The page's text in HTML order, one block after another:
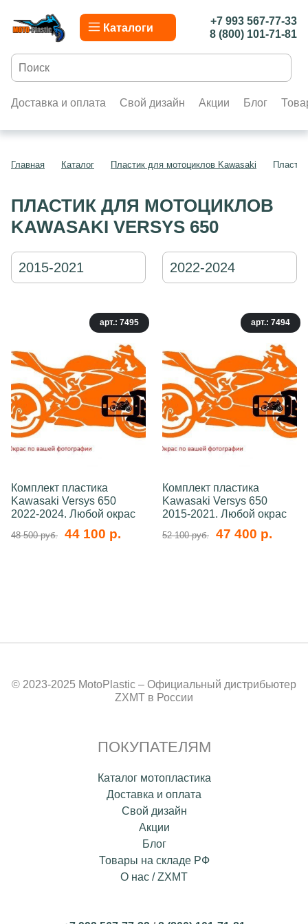
Каталоги
+7 993 567-77-33
8 (800) 101-71-81
Доставка и оплата Свой дизайн Акции Блог
Главная Каталог Пластик для мотоциклов Kawasaki
ПЛАСТИК ДЛЯ МОТОЦИКЛОВ
KAWASAKI VERSYS 650
2015-2021 2022-2024
арт.: 7495
Комплект пластика
Kawasaki Versys 650
2022-2024. Любой окрас
48 500 руб. 44 100 р.
арт.: 7494
Комплект пластика
Kawasaki Versys 650
2015-2021. Любой окрас
52 100 руб. 47 400 р.
© 2023-2025 MotoPlastic – Официальный дистрибьютер
ZXMT в России
ПОКУПАТЕЛЯМ
Каталог мотопластика
Доставка и оплата
Свой дизайн
Акции
Блог
Товары на складе РФ
О нас / ZXMT